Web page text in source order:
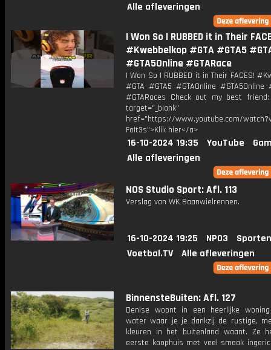
Alle afleveringen
I Won So I RUBBED it in Their
#Kwebbelkop #GTA #GTA5
#GTA5Online #GTARace
I Won So I RUBBED it in Their FACES!
#GTA #GTA5 #GTAOnline #GTA5Online
#GTARaces Check out my best
target="_blank"
href="https://www.youtube.com/
FoIt3s">Klik hier</a>
16-10-2024 19:35 YouTube
Alle afleveringen
NOS Studio Sport: Afl. 113
Verslag van WK Baanwielrennen.
16-10-2024 19:25 NPO3
Voetbal.TV
Alle afleveringen
BinnensteBuiten: Afl. 127
Denise woont in een heerlijke
water waar je je dankzij de rustige,
kleuren in het buitenland waant. Ze
eerste koophuis met veel smaak